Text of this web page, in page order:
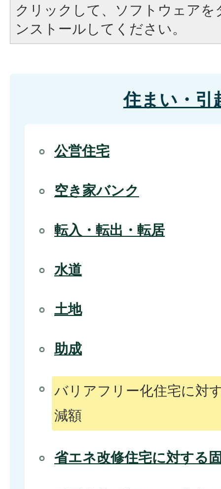
クリックして、ソフトウェア
ンストールしてください。
住まい・引
公営住宅
空き家バンク
転入・転出・転居
水道
土地
助成
バリアフリー化住宅に対
減額
省エネ改修住宅に対する